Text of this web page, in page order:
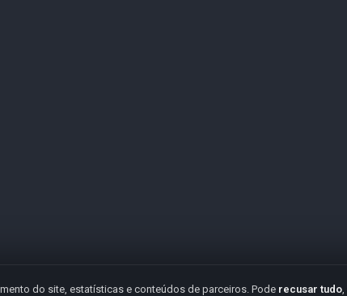
do site, estatísticas e conteúdos de parceiros. Pode recusar tudo,